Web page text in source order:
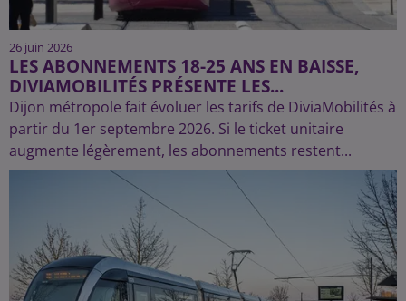
26 juin 2026
LES ABONNEMENTS 18-25 ANS EN BAISSE,
DIVIAMOBILITÉS PRÉSENTE LES...
Dijon métropole fait évoluer les tarifs de DiviaMobilités à
partir du 1er septembre 2026. Si le ticket unitaire
augmente légèrement, les abonnements restent...